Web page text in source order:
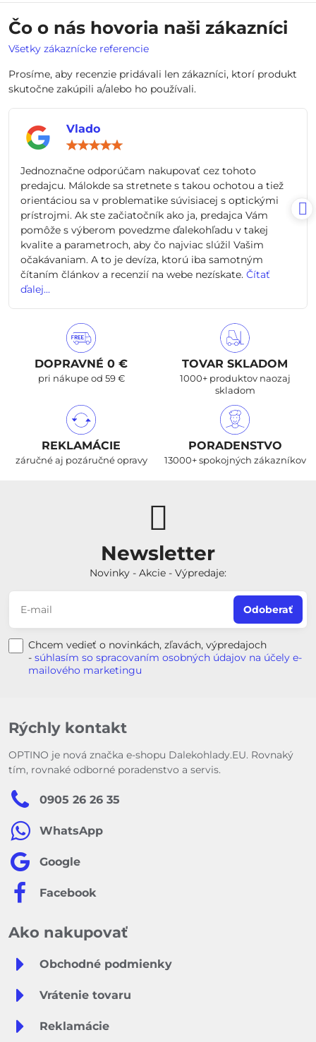
Čo o nás hovoria naši zákazníci
Všetky zákaznícke referencie
Prosíme, aby recenzie pridávali len zákazníci, ktorí produkt
skutočne zakúpili a/alebo ho používali.
Vlado
5
Jednoznačne odporúčam nakupovať cez tohoto
predajcu. Málokde sa stretnete s takou ochotou a tiež
orientáciou sa v problematike súvisiacej s optickými
prístrojmi. Ak ste začiatočník ako ja, predajca Vám
pomôže s výberom povedzme ďalekohľadu v takej
kvalite a parametroch, aby čo najviac slúžil Vašim
očakávaniam. A to je devíza, ktorú iba samotným
čítaním článkov a recenzií na webe nezískate. Čítať
ďalej...
DOPRAVNÉ 0 €
pri nákupe od 59 €
TOVAR SKLADOM
1000+ produktov naozaj
skladom
REKLAMÁCIE
záručné aj pozáručné opravy
PORADENSTVO
13000+ spokojných zákazníkov
Newsletter
Novinky - Akcie - Výpredaje:
Odoberať
Chcem vedieť o novinkách, zľavách, výpredajoch
- súhlasím so spracovaním osobných údajov na účely e-
mailového marketingu
Rýchly kontakt
OPTINO je nová značka e-shopu Dalekohlady.EU. Rovnaký
tím, rovnaké odborné poradenstvo a servis.
0905 26 26 35
WhatsApp
Google
Facebook
Ako nakupovať
Obchodné podmienky
Vrátenie tovaru
Reklamácie